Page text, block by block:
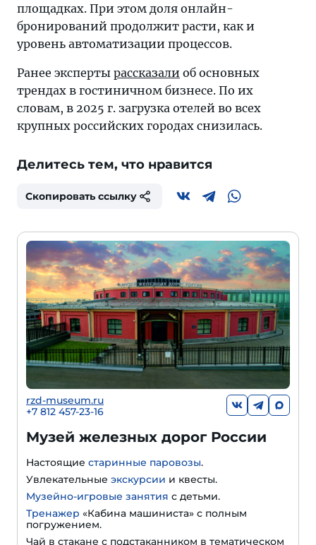
площадках. При этом доля онлайн-
бронирований продолжит расти, как и
уровень автоматизации процессов.
Ранее эксперты рассказали об основных
трендах в гостиничном бизнесе. По их
словам, в 2025 г. загрузка отелей во всех
крупных российских городах снизилась.
Делитесь тем, что нравится
Скопировать ссылку
rzd-museum.ru
+7 812 457-23-16
Музей железных дорог России
Настоящие старинные паровозы.
Увлекательные экскурсии и квесты.
Музейно-игровые занятия с детьми.
Тренажер «Кабина машиниста» с полным
погружением.
Чай в стакане с подстаканником в тематическом